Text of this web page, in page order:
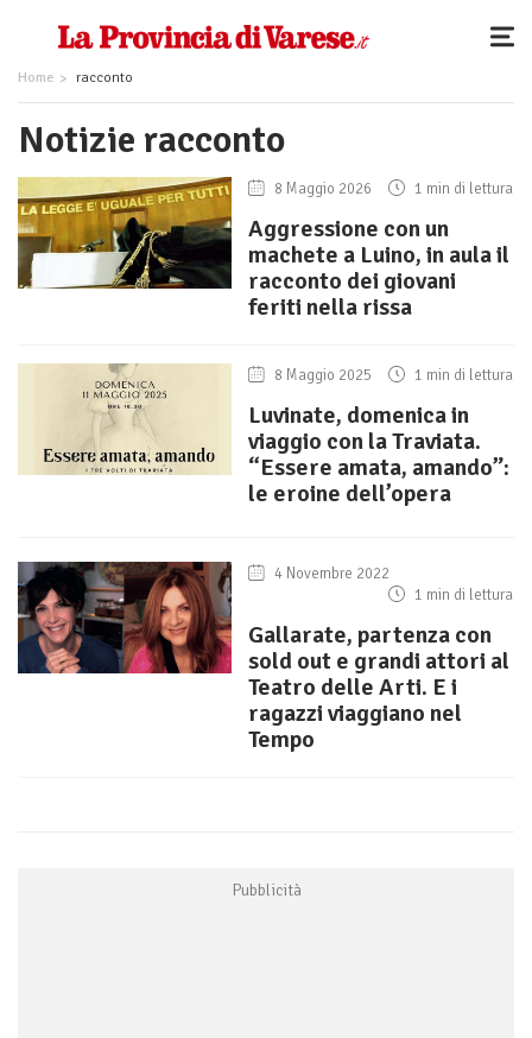
Home racconto
Notizie racconto
8 Maggio 2026 1 min di lettura
Aggressione con un
machete a Luino, in aula il
racconto dei giovani
feriti nella rissa
8 Maggio 2025 1 min di lettura
Luvinate, domenica in
viaggio con la Traviata.
“Essere amata, amando”:
le eroine dell’opera
4 Novembre 2022
1 min di lettura
Gallarate, partenza con
sold out e grandi attori al
Teatro delle Arti. E i
ragazzi viaggiano nel
Tempo